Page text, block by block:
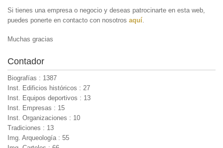
Si tienes una empresa o negocio y deseas patrocinarte en esta web,
puedes ponerte en contacto con nosotros aquí
Muchas gracias
Contador
Biografías : 1387
Inst. Edificios históricos : 27
Inst. Equipos deportivos : 13
Inst. Empresas : 15
Inst. Organizaciones : 10
Tradiciones : 13
Img. Arqueología : 55